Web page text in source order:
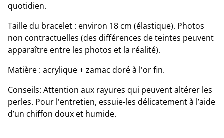
quotidien.
Taille du bracelet : environ 18 cm (élastique). Photos
non contractuelles (des différences de teintes peuvent
apparaître entre les photos et la réalité).
Matière : acrylique + zamac doré à l'or fin.
Conseils: Attention aux rayures qui peuvent altérer les
perles. Pour l'entretien, essuie-les délicatement à l’aide
d’un chiffon doux et humide.